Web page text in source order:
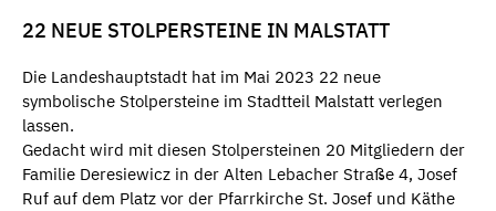
22 NEUE STOLPERSTEINE IN MALSTATT
Die Landeshauptstadt hat im Mai 2023 22 neue
symbolische Stolpersteine im Stadtteil Malstatt verlegen
lassen.
Gedacht wird mit diesen Stolpersteinen 20 Mitgliedern der
Familie Deresiewicz in der Alten Lebacher Straße 4, Josef
Ruf auf dem Platz vor der Pfarrkirche St. Josef und Käthe